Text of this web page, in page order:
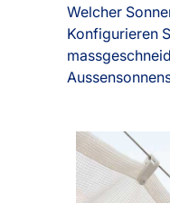
Welcher
Konfigurieren